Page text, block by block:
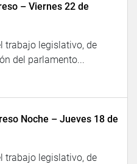
– Viernes 22 de
trabajo legislativo, de
del parlamento...
Noche – Jueves 18 de
trabajo legislativo, de